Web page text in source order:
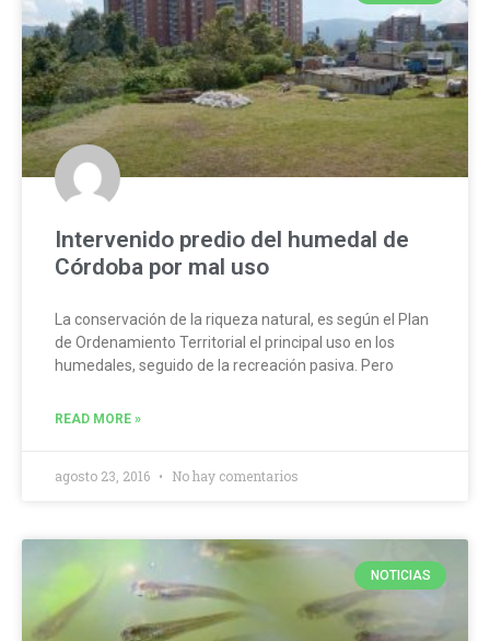
Intervenido predio del humedal de
Córdoba por mal uso
La conservación de la riqueza natural, es según el Plan
de Ordenamiento Territorial el principal uso en los
humedales, seguido de la recreación pasiva. Pero
READ MORE »
agosto 23, 2016 No hay comentarios
NOTICIAS